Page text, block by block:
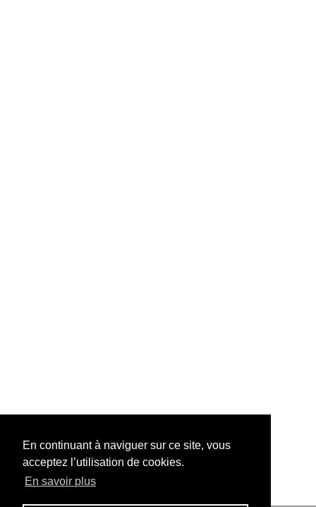
En continuant à naviguer sur ce site, vous
acceptez l’utilisation de cookies.
En savoir plus